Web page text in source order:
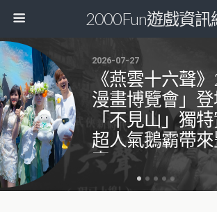
2000Fun遊戲資訊
2026-07-27
《燕雲十六聲
漫畫博覽會」登
「不見山」獨
超人氣鵝霸帶
喜！